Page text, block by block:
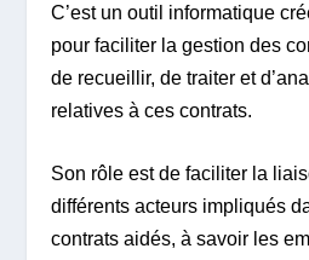
C’est un outil informatique
pour faciliter la gestion des
de recueillir, de traiter et
relatives à ces contrats.
Son rôle est de faciliter la
différents acteurs impliqués
contrats aidés, à savoir les